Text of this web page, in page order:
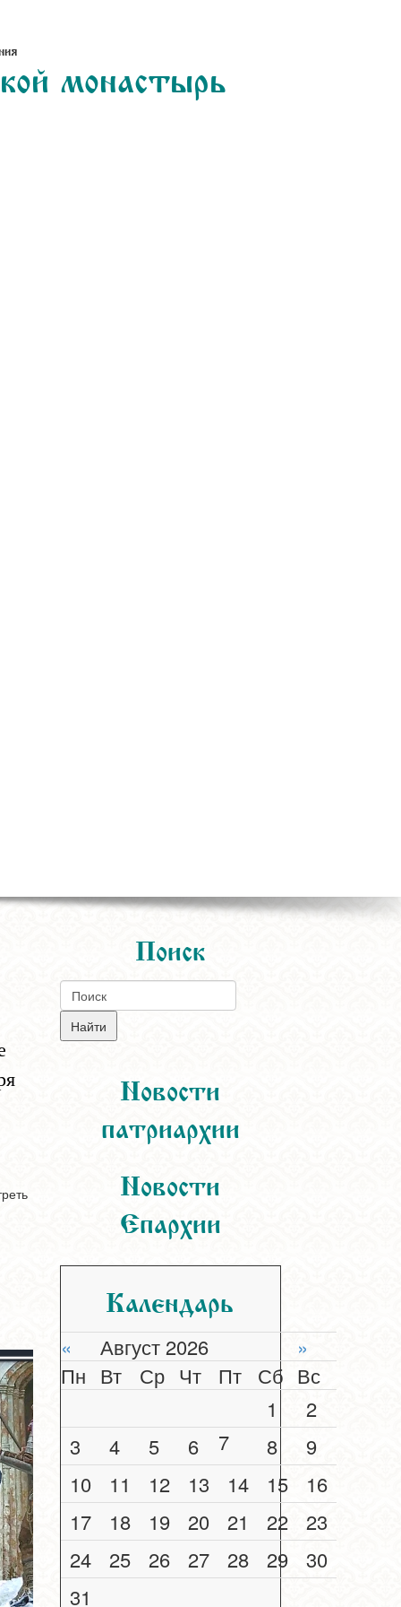
монастырь
Поиск
Новости
патриархии
Новости
Епархии
Календарь
« Август 2026
»
Пн Вт Ср Чт Пт Сб Вс
1
2
3
4 5 6 7 8
9
10
11 12 13 14 15
16
17
18 19 20 21 22
23
24
25 26 27 28 29
30
31